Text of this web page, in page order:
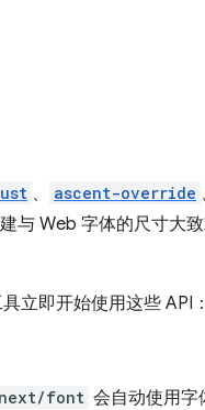
、 ascent-override
与 Web 字体的尺寸大
立即开始使用这些 API：
next/font 会自动使用字